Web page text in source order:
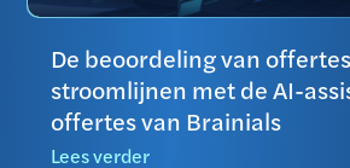
De beoordeling van offertes
stroomlijnen met de AI-
offertes van Brainials
Lees verder